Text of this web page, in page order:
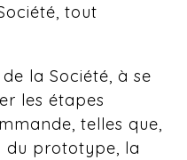
tout
la Société, à se
les étapes
telles que,
du prototype, la